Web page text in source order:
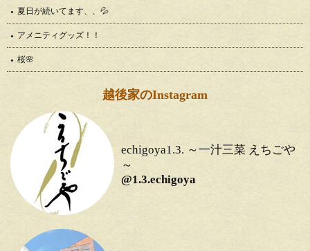
夏日が続いてます、、💦
アメニティグッズ！！
桜🌸
越後家のInstagram
echigoya1.3. ～一汁三菜 えちごや
～
@1.3.echigoya